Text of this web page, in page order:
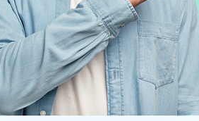
клиентов — участники
TOP-10 Forbes Russia